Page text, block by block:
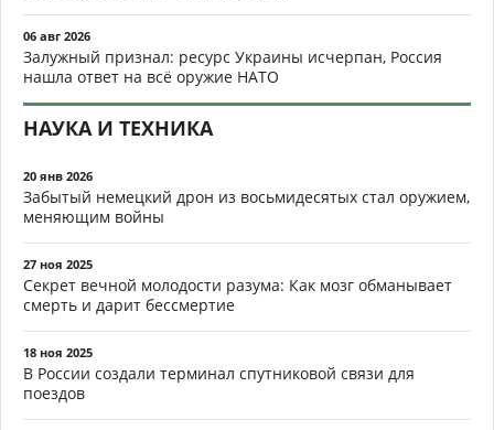
06 авг 2026
Залужный признал: ресурс Украины исчерпан, Россия
нашла ответ на всё оружие НАТО
НАУКА И ТЕХНИКА
20 янв 2026
Забытый немецкий дрон из восьмидесятых стал оружием,
меняющим войны
27 ноя 2025
Секрет вечной молодости разума: Как мозг обманывает
смерть и дарит бессмертие
18 ноя 2025
В России создали терминал спутниковой связи для
поездов